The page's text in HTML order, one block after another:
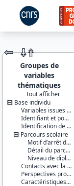
JEU DE
DONNÉES
⇦ ⇮⇮
Groupes de
variables
thématiques
Tout afficher
Base individu
Variables issues de la base de sondage
Identifiant et pondération
Identification de l’enquêté et délimitation du champ
Parcours scolaire
Motif d’arrêt des études
Détail du parcours scolaire
Niveau de diplôme
Contacts avec la mission locale / PAIO
Perspectives professionnelles
Caractéristiques individuelles et environnement familial
Identifiants :
lil-0575
doi:10.13144/lil-
0575